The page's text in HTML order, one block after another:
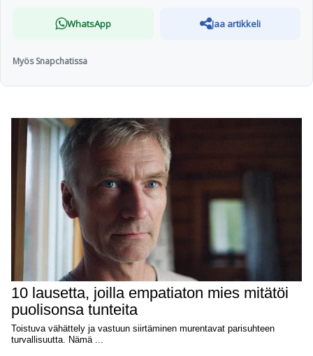
WhatsApp Jaa artikkeli
Myös Snapchatissa